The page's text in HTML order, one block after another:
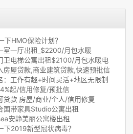
HMO保险计划？
室一厅出租_$2200/月包水暖
卫电梯公寓出租$2100/月包水暖电
房屋贷款,商业建筑贷款,快速预批信
：工作有趣+时间灵活+地区无限制
起/信用修复/预批信
贷款 房屋/商业/个人/信用修复
国带家具Studio公寓出租
安静美丽公寓楼出租
2019新型冠状病毒？